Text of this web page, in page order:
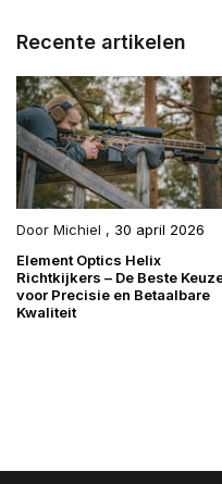
Recente artikelen
Door Michiel , 30 april 2026
Element Optics Helix
Richtkijkers – De Beste
voor Precisie en Betaalbare
Kwaliteit